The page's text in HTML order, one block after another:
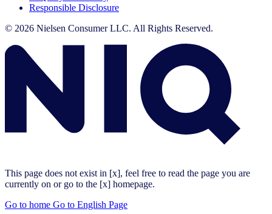
Responsible Disclosure
© 2026 Nielsen Consumer LLC. All Rights Reserved.
This page does not exist in [x], feel free to read the page you are
currently on or go to the [x] homepage.
Go to home Go to English Page